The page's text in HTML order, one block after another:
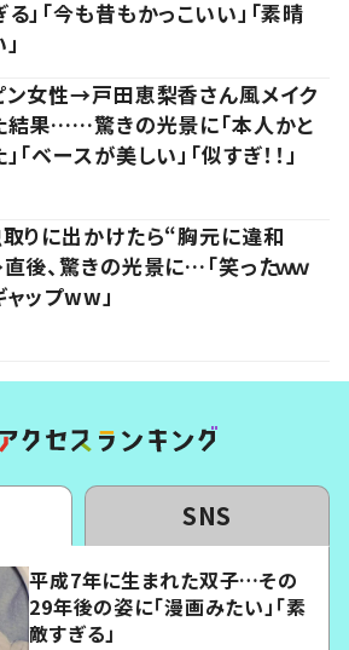
」「今も昔もかっこいい」「素晴
ン女性→戸田恵梨香さん風メイク
結果……驚きの光景に「本人かと
「ベースが美しい」「似すぎ！！」
取りに出かけたら“胸元に違和
後、驚きの光景に…「笑ったｗｗ
ャップww」
SNS
平成7年に生まれた双子…その
29年後の姿に「漫画みたい」「素
敵すぎる」